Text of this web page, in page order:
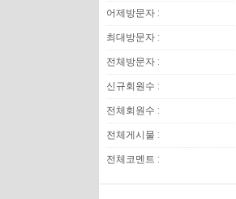
어제방문자 :
최대방문자 :
전체방문자 :
신규회원수 :
전체회원수 :
전체게시물 :
전체코멘트 :